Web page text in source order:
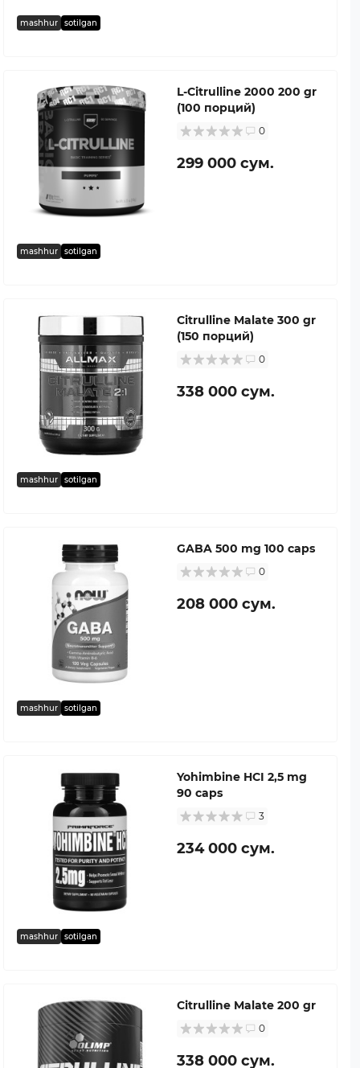
mashhur sotilgan
mashhur sotilgan
L-Citrulline 2000 200 gr
(100 порций)
0
299 000 сум.
mashhur sotilgan
Citrulline Malate 300 gr
(150 порций)
0
338 000 сум.
mashhur sotilgan
GABA 500 mg 100 caps
0
208 000 сум.
mashhur sotilgan
Yohimbine HCI 2,5 mg
90 caps
3
234 000 сум.
Citrulline Malate 200 gr
0
338 000 сум.